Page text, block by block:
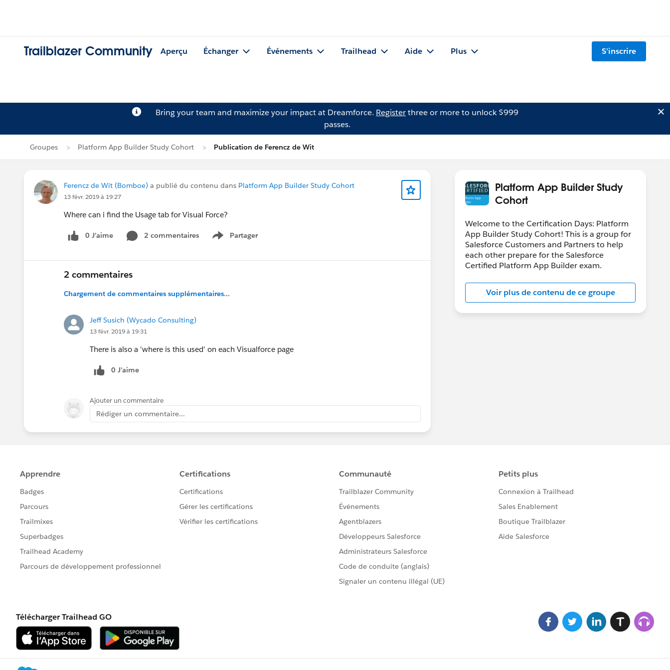
Trailblazer Community Aperçu Échanger Événements Trailhead Aide Plus S'inscrire
Bring your team and maximize your impact at Dreamforce. Registerthree or more to unlock $999
passes.
Groupes Platform App Builder Study Cohort Publication de Ferencz de Wit
Ferencz de Wit (Bomboe) a publié du contenu dans Platform App Builder Study Cohort
13 févr. 2019 à 19:27
Where can i find the Usage tab for Visual Force?
0 J’aime 2 commentaires Partager
Show menu
2 commentaires
Chargement de commentaires supplémentaires...
Jeff Susich (Wycado Consulting)
13 févr. 2019 à 19:31
There is also a 'where is this used' on each Visualforce page
0 J’aime
Ajouter un commentaire
Rédiger un commentaire...
Platform App Builder Study
Cohort
Welcome to the Certification Days: Platform
App Builder Study Cohort! This is a group for
Salesforce Customers and Partners to help
each other prepare for the Salesforce
Certified Platform App Builder exam.
Voir plus de contenu de ce groupe